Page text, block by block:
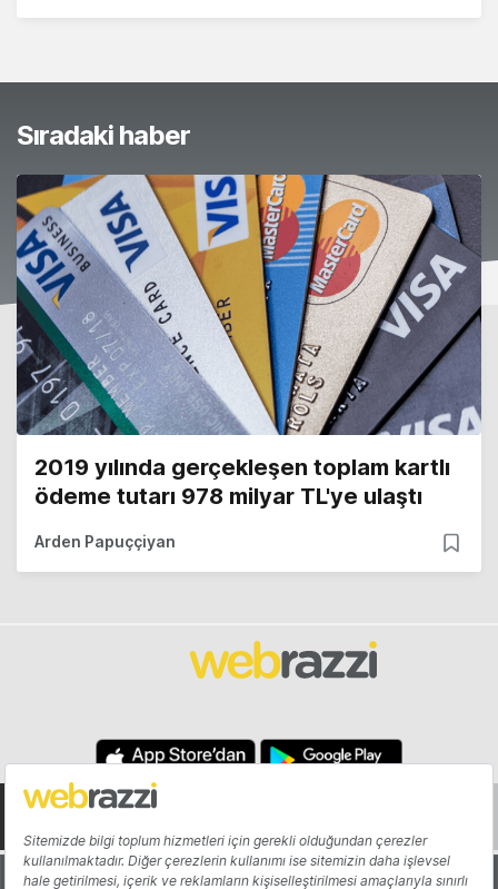
Sıradaki haber
2019 yılında gerçekleşen toplam kartlı
ödeme tutarı 978 milyar TL'ye ulaştı
Arden Papuççiyan